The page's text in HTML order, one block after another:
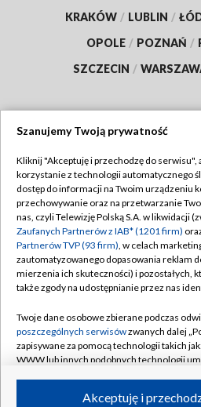
KRAKÓW / LUBLIN /
OPOLE / POZNAŃ /
SZCZECIN /
TVP
Abonament TVP
Emisja w TVP
Centrum informacji TVP
Naziemna Telewizja Cyfrowa
Rada Programowa
System NOS
Informacje o nadawcy
Regulamin
Polityka
Moje
Pomoc
Kanały
Szanujemy Twoją prywatność
Kliknij "Akceptuję i przechodzę do serwisu",
korzystanie z technologii automatycznego
dostęp do informacji na Twoim urządzeniu
przechowywanie oraz na przetwarzanie
nas, czyli Telewizję Polską S.A. w likwidacji
Zaufanych Partnerów z IAB* (1201 firm)
Partnerów TVP (93 firm), w celach
zautomatyzowanego dopasowania reklam
mierzenia ich skuteczności) i pozostałych,
także zgody na udostępnianie przez nas
Twoje dane osobowe zbierane podczas
poszczególnych serwisówzwanych dalej
zapisywane za pomocą technologii takich
WWW lub innych podobnych technologii
ruchu w Internecie.Akceptuję i